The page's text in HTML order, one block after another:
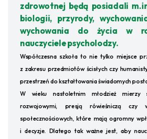
zdrowotnej będą posiadali
biologii, przyrody,
wychowania do życia w
nauczyciele psycholodzy.
Współczesna szkoła to nie tylko miejsce
z zakresu przedmiotów ścisłych czy
przestrzeń do kształtowania świadomych
W wieku nastoletnim młodzież mierzy
rozwojowymi, presją rówieśniczą czy
społecznościowych, które mają ogromny
i decyzje. Dlatego tak ważne jest, aby